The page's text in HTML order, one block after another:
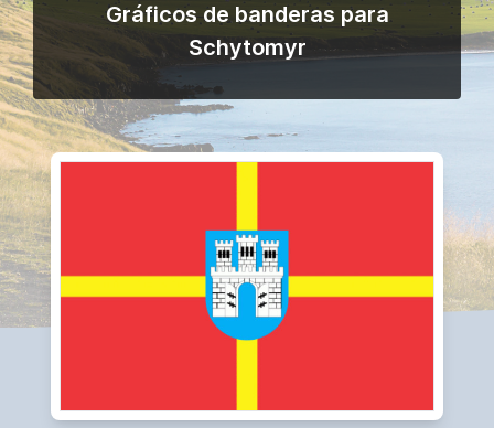
Gráficos de banderas para
Schytomyr